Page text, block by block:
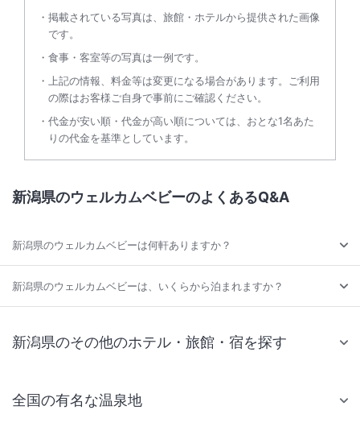
掲載されている写真は、旅館・ホテルから提供された画像
です。
食事・客室等の写真は一例です。
上記の情報、料金等は変更になる場合があります。ご利用
の際はお客様ご自身で事前にご確認ください。
代金が安い順・代金が高い順については、おとな1名あた
りの代金を基準としています。
新潟県のウェルカムベビーのよくあるQ&A
新潟県のウェルカムベビーは何軒ありますか？
新潟県のウェルカムベビーは、いくらから泊まれますか？
新潟県のその他のホテル・旅館・宿を探す
全国の有名な温泉地